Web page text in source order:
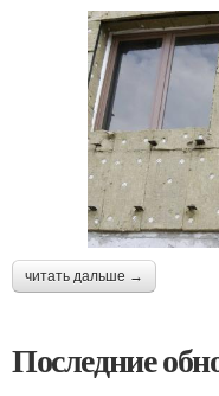
читать дальше →
Последние